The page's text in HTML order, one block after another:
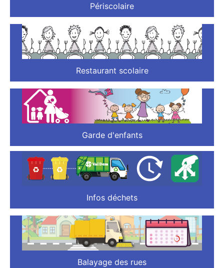
Périscolaire
Restaurant scolaire
Garde d'enfants
Infos déchets
Balayage des rues